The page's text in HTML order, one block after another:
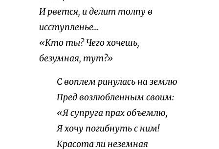
И рвется, и делит толпу в
исступленье…
«Кто ты? Чего хочешь,
безумная, тут?»
С воплем ринулась на землю
Пред возлюбленным своим:
«Я супруга прах объемлю,
Я хочу погибнуть с ним!
Красота ли неземная